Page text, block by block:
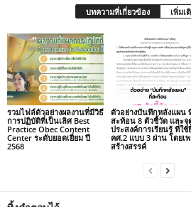
บทความที่เกี่ยวข้อง เพิ่มเ
รวมไฟล์ตัวอย่างผลงานที่มีวิธี
การปฏิบัติที่เป็นเลิศ Best
Practice Obec Content
Center ระดับยอดเยี่ยม ปี
2568
ตัวอย่างบันทึกหลังแผน
สะท้อน 8 ตัวชี้วัด และจุ
ประสงค์การเรียนรู้ ที่ใช้
คศ.2 แบบ 3 ผ่าน โดยเ
สร้างสรรค์